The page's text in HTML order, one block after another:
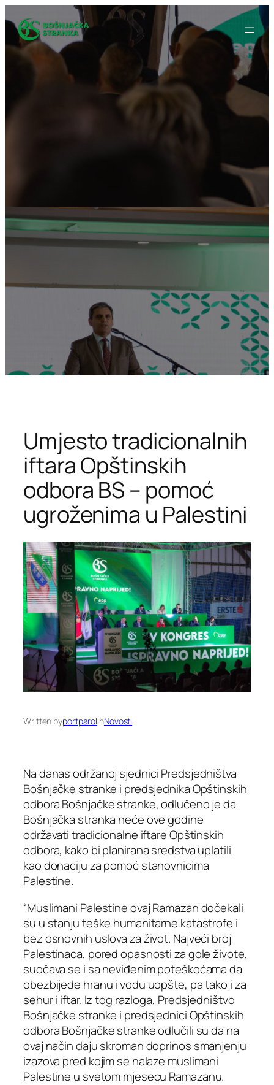
na
sadržaj
Umjesto tradicionalnih
iftara Opštinskih
odbora BS – pomoć
ugroženima u Palestini
Written byportparolinNovosti
Na danas održanoj sjednici Predsjedništva
Bošnjačke stranke i predsjednika Opštinskih
odbora Bošnjačke stranke, odlučeno je da
Bošnjačka stranka neće ove godine
održavati tradicionalne iftare Opštinskih
odbora, kako bi planirana sredstva uplatili
kao donaciju za pomoć stanovnicima
Palestine.
“Muslimani Palestine ovaj Ramazan dočekali
su u stanju teške humanitarne katastrofe i
bez osnovnih uslova za život. Najveći broj
Palestinaca, pored opasnosti za gole živote,
suočava se i sa neviđenim poteškoćama da
obezbijede hranu i vodu uopšte, pa tako i za
sehur i iftar. Iz tog razloga, Predsjedništvo
Bošnjačke stranke i predsjednici Opštinskih
odbora Bošnjačke stranke odlučili su da na
ovaj način daju skroman doprinos smanjenju
izazova pred kojim se nalaze muslimani
Palestine u svetom mjesecu Ramazanu.